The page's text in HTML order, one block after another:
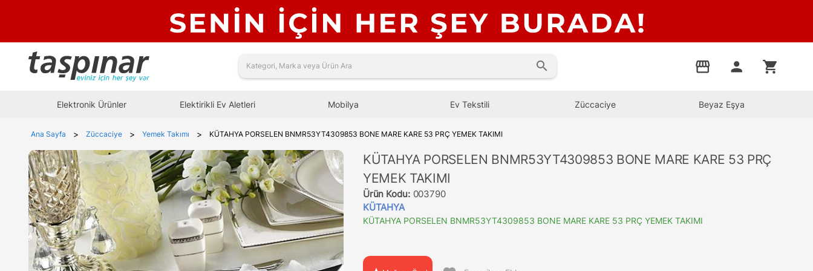
search storefront person shopping_cart
Elektronik Ürünler Elektirikli Ev Aletleri Mobilya Ev Tekstili Züccaciye Beyaz Eşya
Ana Sayfa > Züccaciye > Yemek Takımı > KÜTAHYA PORSELEN BNMR53YT4309853 BONE MARE KARE 53 PRÇ YEMEK TAKIMI
KÜTAHYA PORSELEN BNMR53YT4309853 BONE MARE KARE 53 PRÇ
YEMEK TAKIMI
Ürün Kodu: 003790
KÜTAHYA
KÜTAHYA PORSELEN BNMR53YT4309853 BONE MARE KARE 53 PRÇ YEMEK TAKIMI